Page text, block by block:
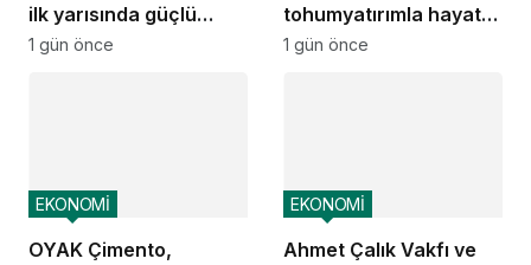
ilk yarısında güçlü
performans
1 gün önce
tohumyatırımla hayata
geçti
1 gün önce
OYAK Çimento,
EKONOMİ
Ahmet Çalık Vakfı ve
EKONOMİ